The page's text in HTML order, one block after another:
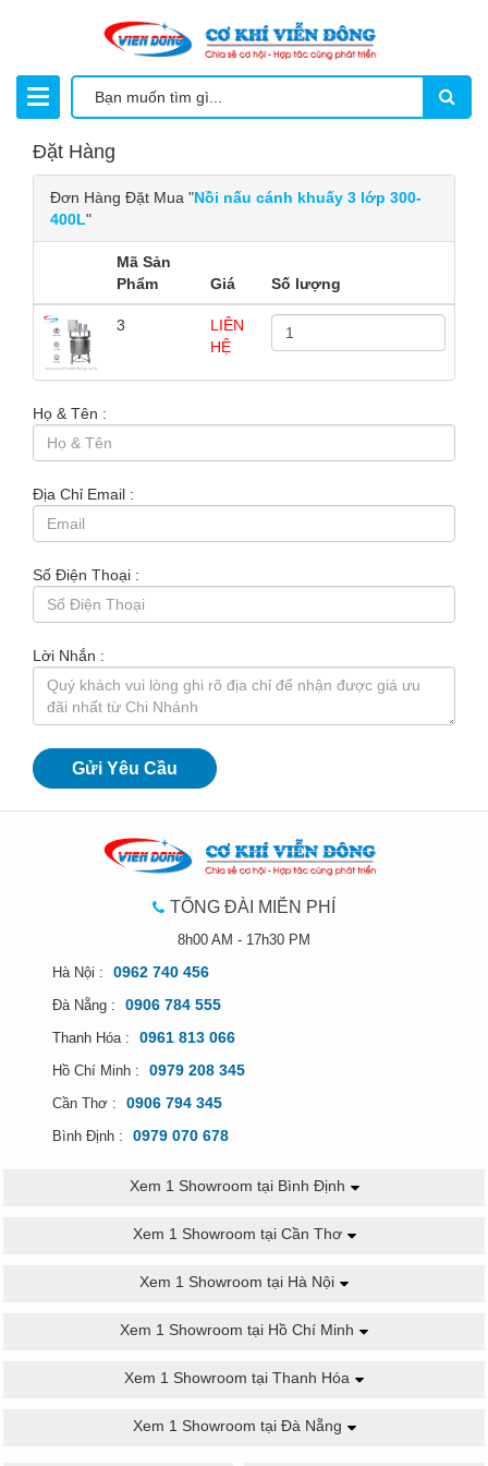
Đặt Hàng
Đơn Hàng Đặt Mua "Nồi nấu cánh khuấy 3 lớp 300-
400L"
Mã Sản
Phẩm
Giá Số lượng
3
LIÊN
HỆ
Họ & Tên :
Địa Chỉ Email :
Số Điện Thoại :
Lời Nhắn :
TỔNG ĐÀI MIỄN PHÍ
8h00 AM - 17h30 PM
Hà Nội :
0962 740 456
Đà Nẵng : 0906 784 555
Thanh Hóa : 0961 813 066
Hồ Chí Minh : 0979 208 345
Cần Thơ : 0906 794 345
Bình Định : 0979 070 678
Xem 1 Showroom tại Bình Định
Xem 1 Showroom tại Cần Thơ
Xem 1 Showroom tại Hà Nội
Xem 1 Showroom tại Hồ Chí Minh
Xem 1 Showroom tại Thanh Hóa
Xem 1 Showroom tại Đà Nẵng